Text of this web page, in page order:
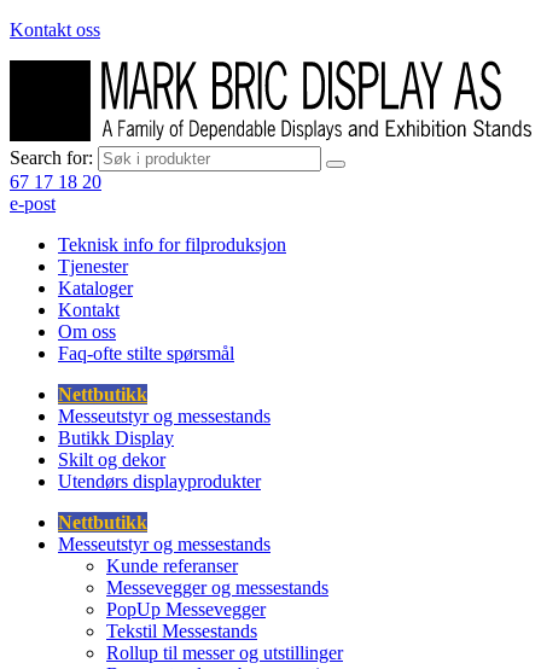
Kontakt oss
Search for:
67 17 18 20
e-post
Teknisk info for filproduksjon
Tjenester
Kataloger
Kontakt
Om oss
Faq-ofte stilte spørsmål
Nettbutikk
Messeutstyr og messestands
Butikk Display
Skilt og dekor
Utendørs displayprodukter
Nettbutikk
Messeutstyr og messestands
Kunde referanser
Messevegger og messestands
PopUp Messevegger
Tekstil Messestands
Rollup til messer og utstillinger